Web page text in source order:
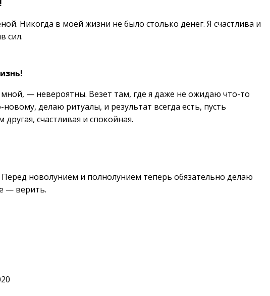
Никогда в моей жизни не было столько денег. Я счастлива и
сил.
— невероятны. Везет там, где я даже не ожидаю что-то
делаю ритуалы, и результат всегда есть, пусть
счастливая и спокойная.
новолунием и полнолунием теперь обязательно делаю
— верить.